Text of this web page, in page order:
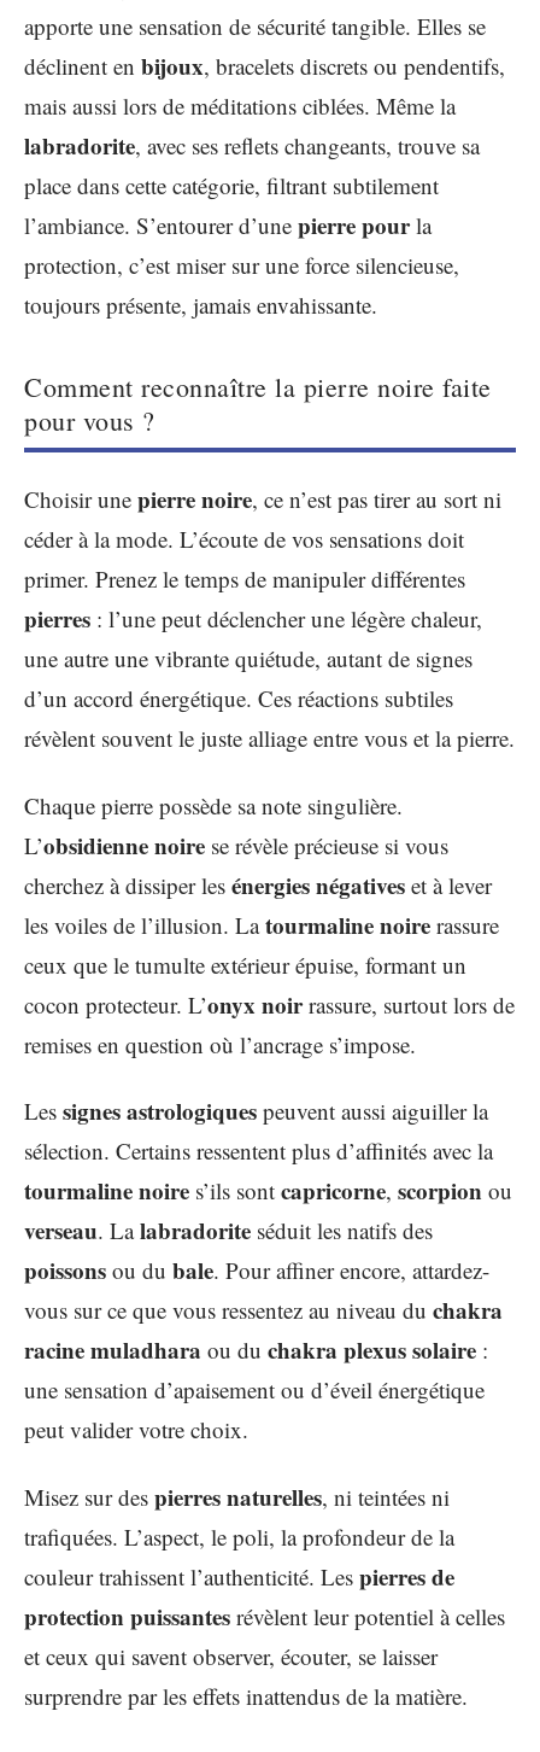
apporte une sensation de sécurité tangible. Elles se
déclinent en bijoux, bracelets discrets ou pendentifs,
mais aussi lors de méditations ciblées. Même la
labradorite, avec ses reflets changeants, trouve sa
place dans cette catégorie, filtrant subtilement
l’ambiance. S’entourer d’une pierre pourla
protection, c’est miser sur une force silencieuse,
toujours présente, jamais envahissante.
Comment reconnaître la pierre noire faite
pour vous ?
Choisir une pierre noire, ce n’est pas tirer au sort ni
céder à la mode. L’écoute de vos sensations doit
primer. Prenez le temps de manipuler différentes
pierres : l’une peut déclencher une légère chaleur,
une autre une vibrante quiétude, autant de signes
d’un accord énergétique. Ces réactions subtiles
révèlent souvent le juste alliage entre vous et la pierre.
Chaque pierre possède sa note singulière.
L’obsidienne noire se révèle précieuse si vous
cherchez à dissiper les énergies négatives et à lever
les voiles de l’illusion. Latourmaline noire rassure
ceux que le tumulte extérieur épuise, formant un
cocon protecteur. L’onyx noirrassure, surtout lors de
remises en question où l’ancrage s’impose.
Les signes astrologiques peuvent aussi aiguiller la
sélection. Certains ressentent plus d’affinités avec la
tourmaline noire s’ils sont capricorne, scorpion ou
verseau. Lalabradorite séduit les natifs des
poissons ou du bale. Pour affiner encore, attardez-
vous sur ce que vous ressentez au niveau du chakra
racine muladhara ou du chakra plexus solaire :
une sensation d’apaisement ou d’éveil énergétique
peut valider votre choix.
Misez sur des pierres naturelles, ni teintées ni
trafiquées. L’aspect, le poli, la profondeur de la
couleur trahissent l’authenticité. Les pierres de
protection puissantes révèlent leur potentiel à celles
et ceux qui savent observer, écouter, se laisser
surprendre par les effets inattendus de la matière.